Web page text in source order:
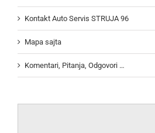
Kontakt Auto Servis STRUJA 96
Mapa sajta
Komentari, Pitanja, Odgovori …